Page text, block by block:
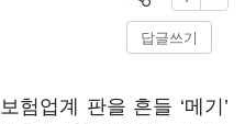
답글쓰기
험업계 판을 흔들 ‘메기’